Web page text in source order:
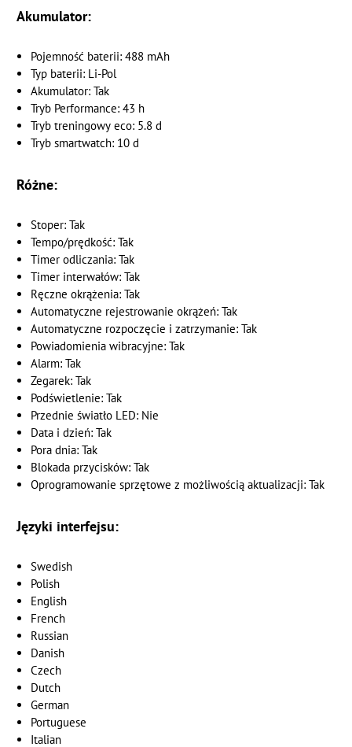
Akumulator:
Pojemność baterii: 488 mAh
Typ baterii: Li-Pol
Akumulator: Tak
Tryb Performance: 43 h
Tryb treningowy eco: 5.8 d
Tryb smartwatch: 10 d
Różne:
Stoper: Tak
Tempo/prędkość: Tak
Timer odliczania: Tak
Timer interwałów: Tak
Ręczne okrążenia: Tak
Automatyczne rejestrowanie okrążeń: Tak
Automatyczne rozpoczęcie i zatrzymanie: Tak
Powiadomienia wibracyjne: Tak
Alarm: Tak
Zegarek: Tak
Podświetlenie: Tak
Przednie światło LED: Nie
Data i dzień: Tak
Pora dnia: Tak
Blokada przycisków: Tak
Oprogramowanie sprzętowe z możliwością aktualizacji: Tak
Języki interfejsu:
Swedish
Polish
English
French
Russian
Danish
Czech
Dutch
German
Portuguese
Italian